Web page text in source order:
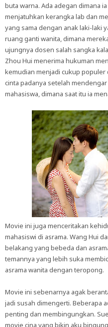
buta warna. Ada adegan dimana
menjatuhkan kerangka lab dan
yang sama dengan anak laki-laki
ruang ganti wanita, dimana
ujungnya dosen salah sangka
Zhou Hui menerima hukuman
kemudian menjadi cukup populer
cinta padanya setelah
mahasiswa, dimana saat itu ia
Movie ini juga menceritakan
mahasiswi di asrama. Wang Hui
belakang yang bebeda dan
temannya yang lebih suka
asrama wanita dengan teropong.
Movie ini sebenarnya agak
jadi susah dimengerti. Beberapa
penting dan membingungkan.
movie cina yang bikin aku